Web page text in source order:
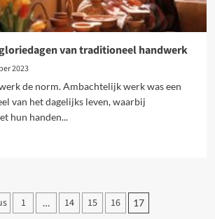
van traditioneel handwerk
2023
de norm. Ambachtelijk werk was een
van het dagelijks leven, waarbij
hun handen...
1 … 14 15 16 17